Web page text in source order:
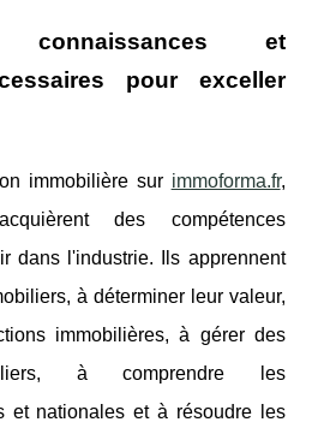
et
pour exceller
immobilière sur immoforma.fr,
des compétences
dans l'industrie. Ils apprennent
à déterminer leur valeur,
immobilières, à gérer des
à comprendre les
et nationales et à résoudre les